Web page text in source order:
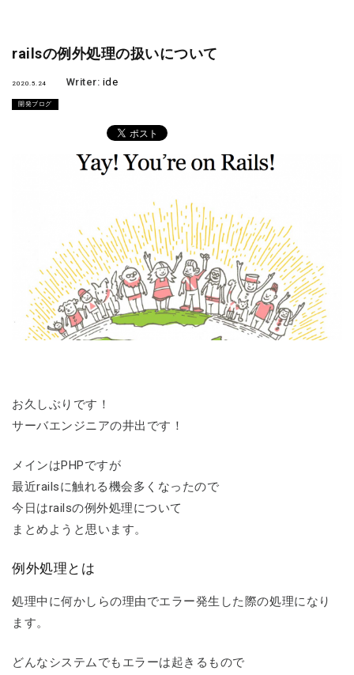
railsの例外処理の扱いについて
2020.5.24 Writer: ide
開発ブログ
お久しぶりです！
サーバエンジニアの井出です！
メインはPHPですが
最近railsに触れる機会多くなったので
今日はrailsの例外処理について
まとめようと思います。
例外処理とは
処理中に何かしらの理由でエラー発生した際の処理になり
ます。
どんなシステムでもエラーは起きるもので